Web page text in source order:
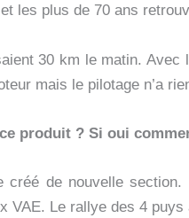
les plus de 70 ans
30 km le matin. Avec
mais le pilotage n’a
produit ? Si oui
créé de nouvelle
VAE. Le rallye des 4